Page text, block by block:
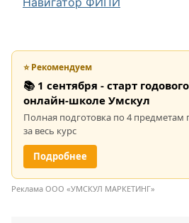
⭐ Рекомендуем
📚 1 сентября - старт
онлайн-школе Умскул
Полная подготовка по 4
за весь курс
Подробнее
Реклама ООО «УМСКУЛ МАРКЕТИНГ»